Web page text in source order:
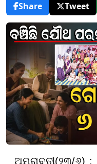
Share
Tweet
ଅମରାବତୀ(୨୩/୬) :